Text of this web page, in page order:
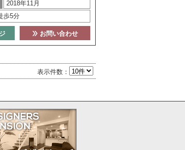
2018年11月
歩5分
お問い合わせ
表示件数：